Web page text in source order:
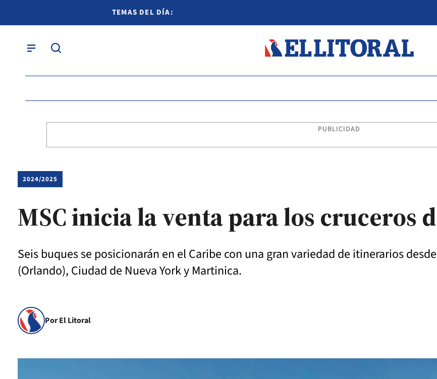
TEMAS DEL DÍA:
PUBLICIDAD
2024/2025
MSC inicia la venta para los cruceros
Seis buques se posicionarán en el Caribe con una gran variedad de itinerarios
(Orlando), Ciudad de Nueva York y Martinica.
Por El Litoral